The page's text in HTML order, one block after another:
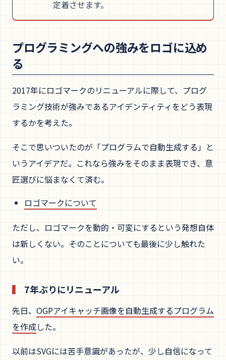
定着させます。
プログラミングへの強みをロゴに込め
る
2017年にロゴマークのリニューアルに際して、プログ
ラミング技術が強みであるアイデンティティをどう表現
するかを考えた。
そこで思いついたのが「プログラムで自動生成する」と
いうアイデアだ。これなら強みをそのまま表現でき、意
匠選びに悩まなくて済む。
ロゴマークについて
ただし、ロゴマークを動的・可変にするという発想自体
は新しくない。そのことについても最後に少し触れた
い。
7年ぶりにリニューアル
先日、 OGPアイキャッチ画像を自動生成するプログラム
を作成した。
以前はSVGには苦手意識があったが、少し自信になって